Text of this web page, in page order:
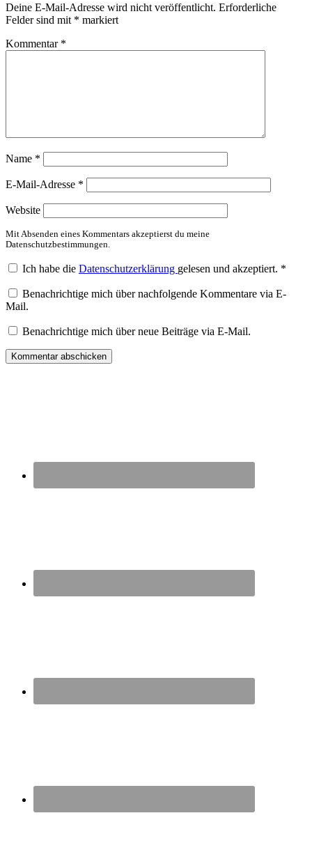
Deine E-Mail-Adresse wird nicht veröffentlicht. Erforderliche
Felder sind mit * markiert
Kommentar *
Name *
E-Mail-Adresse *
Website
Mit Absenden eines Kommentars akzeptierst du meine
Datenschutzbestimmungen.
Ich habe die Datenschutzerklärung gelesen und akzeptiert. *
Benachrichtige mich über nachfolgende Kommentare via E-
Mail.
Benachrichtige mich über neue Beiträge via E-Mail.